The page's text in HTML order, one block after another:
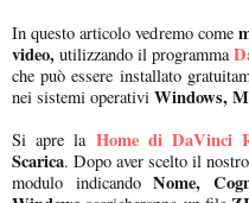
In questo articolo vedremo come
video, utilizzando il programma
che può essere installato
nei sistemi operativi Windows,
Si apre la Home di DaVinci
Scarica. Dopo aver scelto il
modulo indicandoNome,